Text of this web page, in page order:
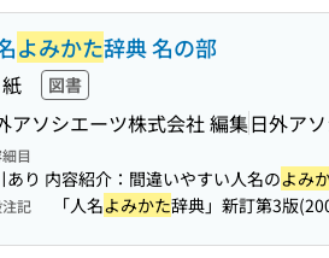
よみかた辞典 名の部
紙 図書
アソシエーツ株式会社 編集日外ア
目
あり 内容紹介：間違いやすい人名のよみ
記 「人名よみかた辞典」新訂第3版